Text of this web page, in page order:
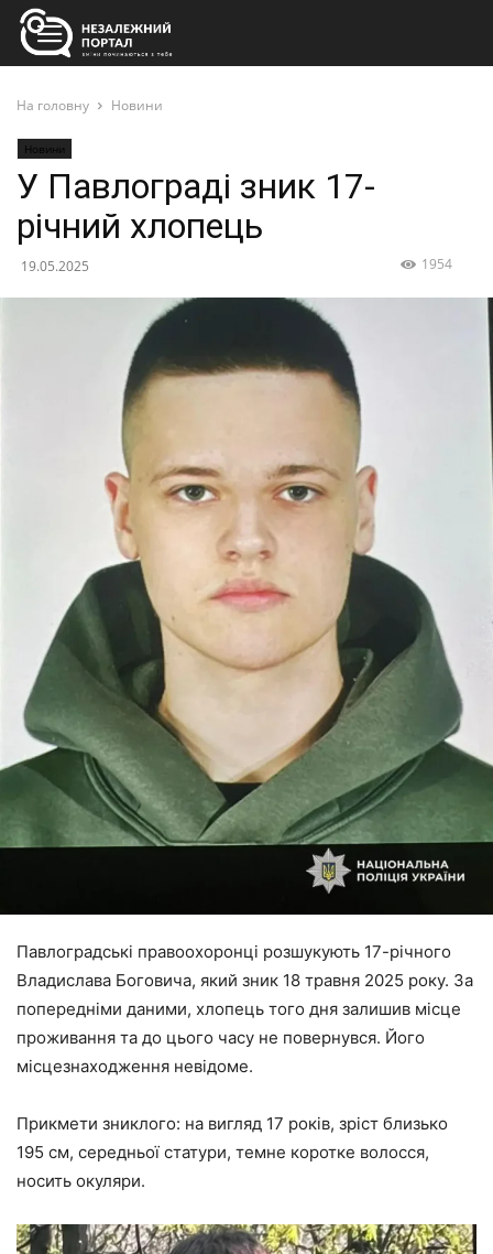
На головну Новини
Новини
У Павлограді зник 17-
річний хлопець
19.05.2025 1954
Павлоградські правоохоронці розшукують 17-річного
Владислава Боговича, який зник 18 травня 2025 року. За
попередніми даними, хлопець того дня залишив місце
проживання та до цього часу не повернувся. Його
місцезнаходження невідоме.
Прикмети зниклого: на вигляд 17 років, зріст близько
195 см, середньої статури, темне коротке волосся,
носить окуляри.